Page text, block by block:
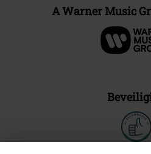
A Warner Music